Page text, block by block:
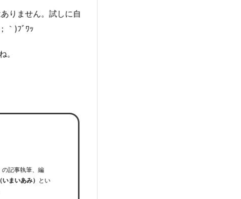
りません。試しに自
｀)ﾌﾞﾜｯ
。
の記事執筆、編
まいあみ） とい